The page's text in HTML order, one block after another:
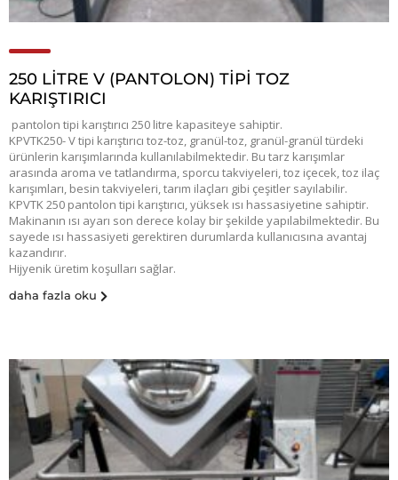
250 LITRE V (PANTOLON) TIPI TOZ
KARIŞTIRICI
pantolon tipi karıştırıcı 250 litre kapasiteye sahiptir.
KPVTK250- V tipi karıştırıcı toz-toz, granül-toz, granül-granül türdeki
ürünlerin karışımlarında kullanılabilmektedir. Bu tarz karışımlar
arasında aroma ve tatlandırma, sporcu takviyeleri, toz içecek, toz ilaç
karışımları, besin takviyeleri, tarım ilaçları gibi çeşitler sayılabilir.
KPVTK 250 pantolon tipi karıştırıcı, yüksek ısı hassasiyetine sahiptir.
Makinanın ısı ayarı son derece kolay bir şekilde yapılabilmektedir. Bu
sayede ısı hassasiyeti gerektiren durumlarda kullanıcısına avantaj
kazandırır.
Hijyenik üretim koşulları sağlar.
daha fazla oku